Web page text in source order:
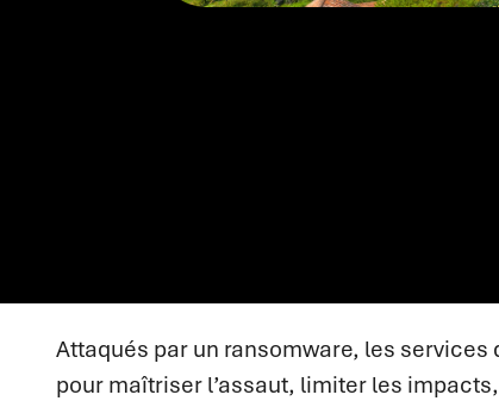
Attaqués par un ransomware, les services
pour maîtriser l’assaut, limiter les